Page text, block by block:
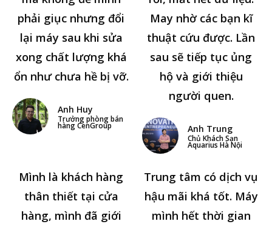
phải giục nhưng đổi
lại máy sau khi sửa
xong chất lượng khá
ổn như chưa hề bị vỡ.
Anh Huy
Trưởng phòng bán
hàng CenGroup
May nhờ các bạn kĩ
thuật cứu được. Lần
sau sẽ tiếp tục ủng
hộ và giới thiệu
người quen.
Anh Trung
Chủ Khách Sạn
Aquarius Hà Nội
Mình là khách hàng
thân thiết tại cửa
hàng, mình đã giới
Trung tâm có dịch vụ
hậu mãi khá tốt. Máy
mình hết thời gian